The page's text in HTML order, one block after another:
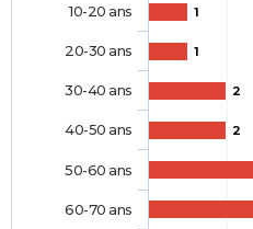
1
1
2
2
10-20 ans
20-30 ans
30-40 ans
40-50 ans
50-60 ans
60-70 ans